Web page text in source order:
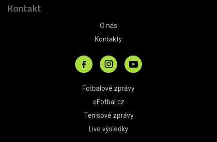
Kontakt
O nás
Kontakty
Fotbalové zprávy
eFotbal.cz
Tenisové zprávy
Live výsledky